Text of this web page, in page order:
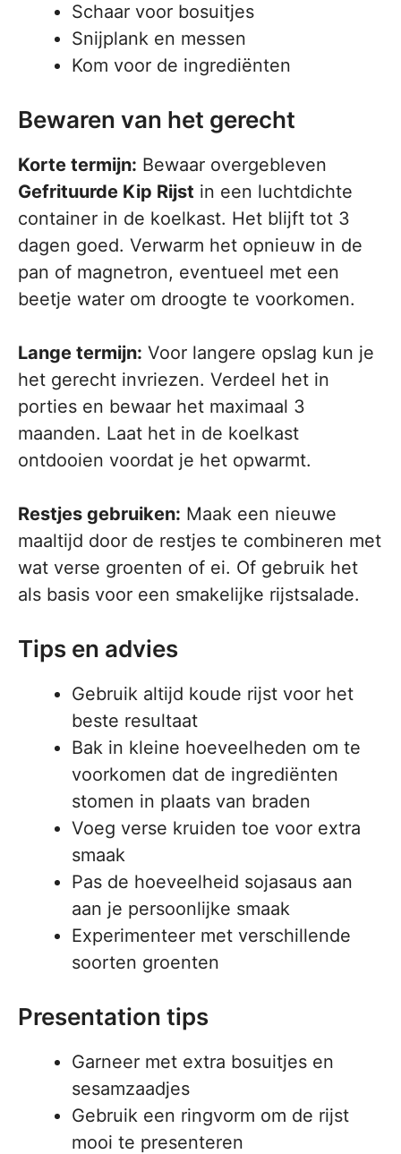
Schaar voor bosuitjes
Snijplank en messen
Kom voor de ingrediënten
Bewaren van het gerecht
Korte termijn: Bewaar overgebleven
Gefrituurde Kip Rijst in een luchtdichte
container in de koelkast. Het blijft tot 3
dagen goed. Verwarm het opnieuw in de
pan of magnetron, eventueel met een
beetje water om droogte te voorkomen.
Lange termijn: Voor langere opslag kun je
het gerecht invriezen. Verdeel het in
porties en bewaar het maximaal 3
maanden. Laat het in de koelkast
ontdooien voordat je het opwarmt.
Restjes gebruiken: Maak een nieuwe
maaltijd door de restjes te combineren met
wat verse groenten of ei. Of gebruik het
als basis voor een smakelijke rijstsalade.
Tips en advies
Gebruik altijd koude rijst voor het
beste resultaat
Bak in kleine hoeveelheden om te
voorkomen dat de ingrediënten
stomen in plaats van braden
Voeg verse kruiden toe voor extra
smaak
Pas de hoeveelheid sojasaus aan
aan je persoonlijke smaak
Experimenteer met verschillende
soorten groenten
Presentation tips
Garneer met extra bosuitjes en
sesamzaadjes
Gebruik een ringvorm om de rijst
mooi te presenteren